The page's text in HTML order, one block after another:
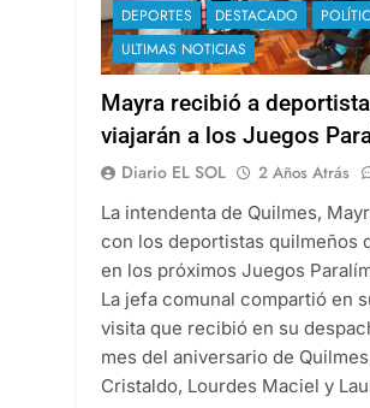
DEPORTES DESTACADO
ULTIMAS NOTICIAS
Mayra recibió a
viajarán a los Juegos
Diario EL SOL 2 Años Atrás
La intendenta de Quilmes,
con los deportistas quilmeños
en los próximos Juegos
La jefa comunal compartió en
visita que recibió en su
mes del aniversario de
Cristaldo, Lourdes Maciel y